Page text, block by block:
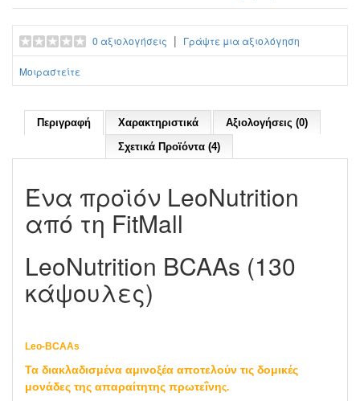
0 αξιολογήσεις | Γράψτε μια αξιολόγηση
Μοιραστείτε
Περιγραφή Χαρακτηριστικά
Αξιολογήσεις (0)
Σχετικά Προϊόντα (4)
Ένα προϊόν LeoNutrition
από τη FitMall
LeoNutrition BCAAs (130
κάψουλες)
Leo-BCAAs
Τα διακλαδισμένα αμινοξέα αποτελούν τις δομικές
μονάδες της απαραίτητης πρωτεΐνης.